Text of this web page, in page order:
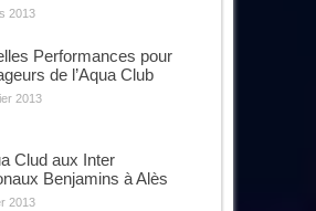
2013
Performances pour
de l’Aqua Club
2013
Clud aux Inter
Benjamins à Alès
2013